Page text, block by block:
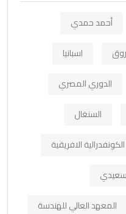
أحمد حمدي
اسبانيا
الدوري المصري
السنغال
الكونفدرالية الافريقية
المعهد العالي للهندسة